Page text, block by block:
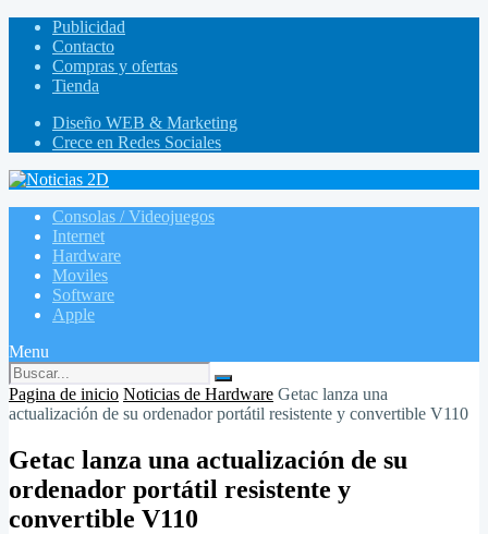
Publicidad
Contacto
Compras y ofertas
Tienda
Diseño WEB & Marketing
Crece en Redes Sociales
Consolas / Videojuegos
Internet
Hardware
Moviles
Software
Apple
Menu
Pagina de inicio Noticias de Hardware Getac lanza una
actualización de su ordenador portátil resistente y convertible V110
Getac lanza una actualización de su
ordenador portátil resistente y
convertible V110